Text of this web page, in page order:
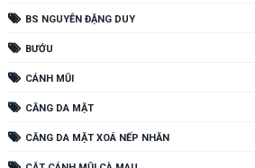
BS NGUYỄN ĐẶNG DUY
BƯỚU
CÁNH MŨI
CĂNG DA MẶT
CĂNG DA MẶT XOÁ NẾP NHĂN